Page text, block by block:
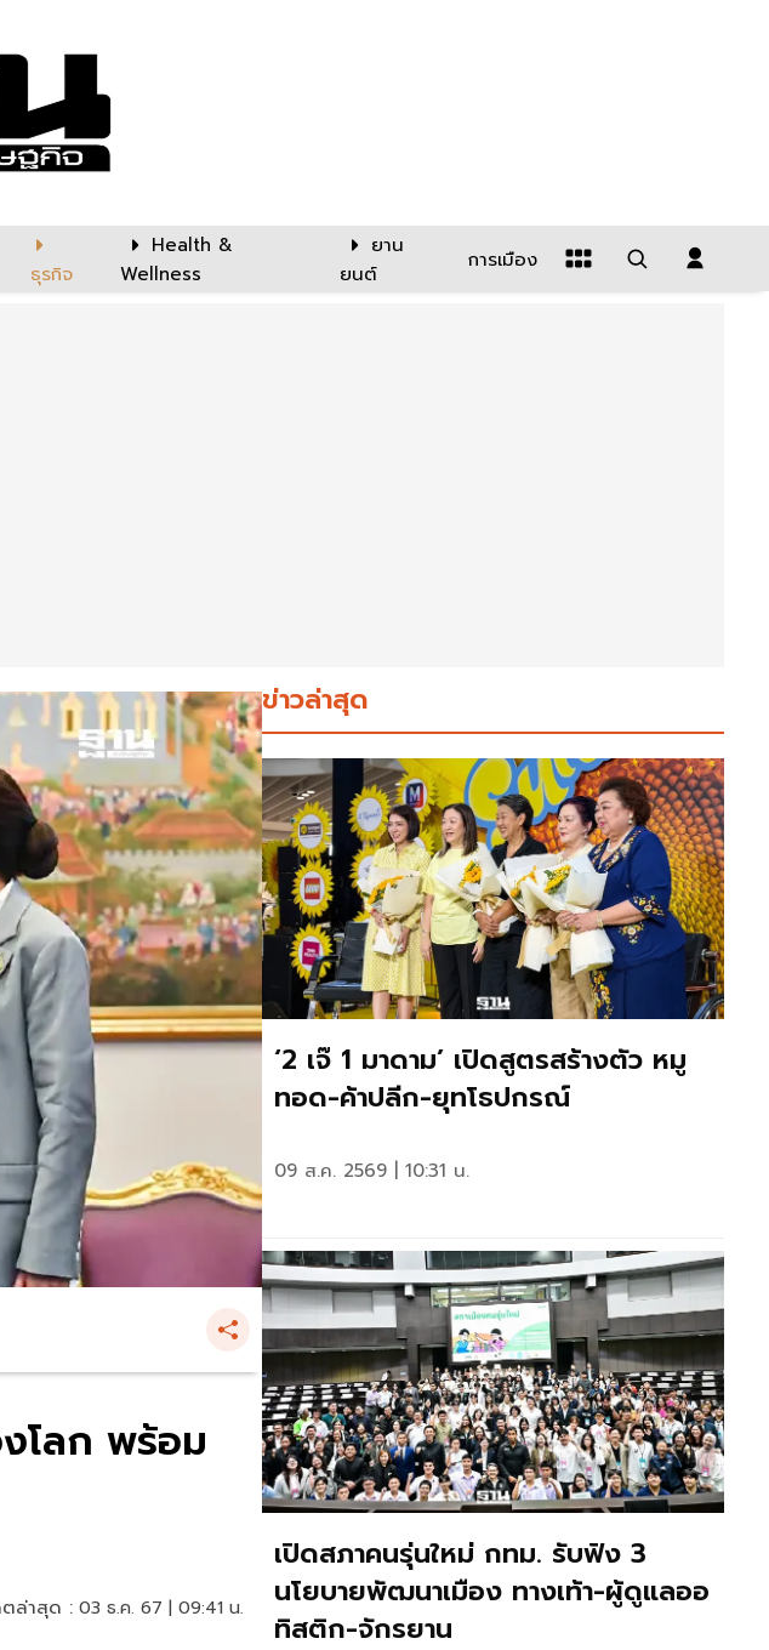
ธุรกิจ
Health &
Wellness
ยาน
ยนต์
การเมือง
โลก พร้อม
ตล่าสุด : 03 ธ.ค. 67 | 09:41 น.
ข่าวล่าสุด
‘2 เจ๊ 1 มาดาม’ เปิดสูตรสร้างตัว หมู
ทอด-ค้าปลีก-ยุทโธปกรณ์
09 ส.ค. 2569 | 10:31 น.
เปิดสภาคนรุ่นใหม่ กทม. รับฟัง 3
นโยบายพัฒนาเมือง ทางเท้า-ผู้ดูแลออ
ทิสติก-จักรยาน